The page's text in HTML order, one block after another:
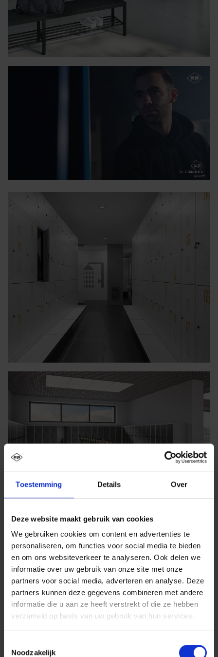
Toestemming Details Over
Deze website maakt gebruik van cookies
We gebruiken cookies om content en advertenties te
personaliseren, om functies voor social media te bieden
en om ons websiteverkeer te analyseren. Ook delen we
informatie over uw gebruik van onze site met onze
partners voor social media, adverteren en analyse. Deze
partners kunnen deze gegevens combineren met andere
informatie die u aan ze heeft verstrekt of die ze hebben
verzameld op basis van uw gebruik van hun services.
Noodzakelijk